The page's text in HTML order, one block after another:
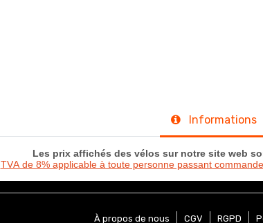
Informations
Les prix affichés des vélos sur notre site web
TVA de 8% applicable à toute personne passant
À propos de nous CGV RGPD